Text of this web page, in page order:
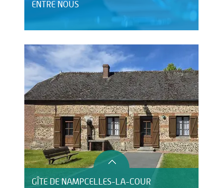
ENTRE NOUS
GÎTE DE NAMPCELLES-LA-COUR